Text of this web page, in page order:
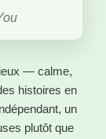
— calme,
histoires en
un
plutôt que